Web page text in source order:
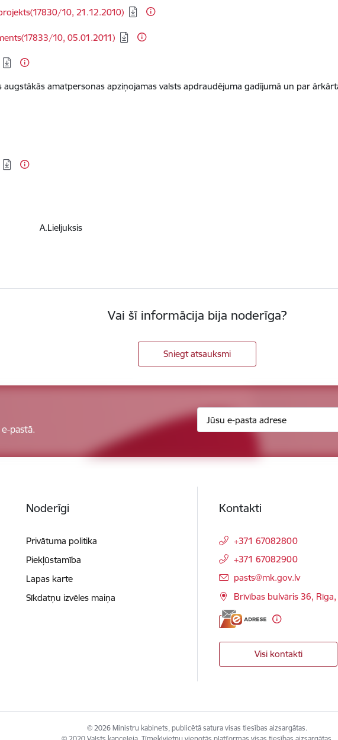
10, 21.12.2010)
10, 05.01.2011)
amatpersonas apziņojamas valsts apdraudējuma gadījumā un par
Vai šī informācija bija noderīga?
Sniegt atsauksmi
pastā.
Noderīgi
Privātuma politika
Piekļūstamība
Lapas karte
Sīkdatņu izvēles maiņa
Kontakti
+371 67082800
+371 67082900
E-pasts:
pasts@mk.gov.lv
Brīvības bulvāris 36,
Visi kontakti
© 2026 Ministru kabinets, publicētā satura visas tiesības aizsargātas.